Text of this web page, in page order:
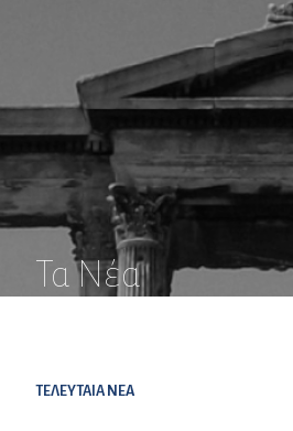
Τα Νέα
ΤΕΛΕΥΤΑΙΑ NEA